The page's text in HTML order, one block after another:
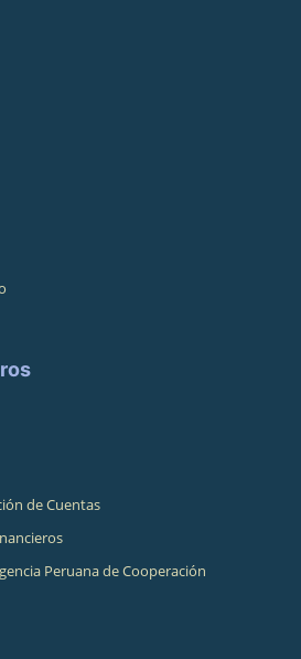
de Cuentas
Peruana de Cooperación